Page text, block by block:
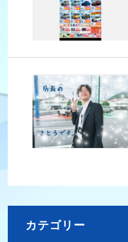
カテゴリー